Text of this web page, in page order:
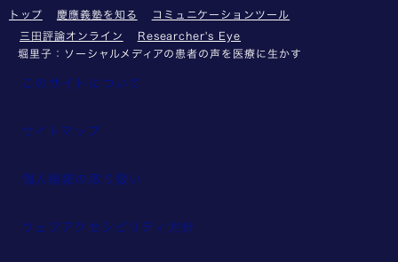
トップ 慶應義塾を知る
コミュニケーションツール
三田評論オンライン
Researcher's Eye
堀里子：ソーシャルメディアの患者の声を医療に生かす
このサイトについて
サイトマップ
個人情報の取り扱い
ウェブアクセシビリティ方針